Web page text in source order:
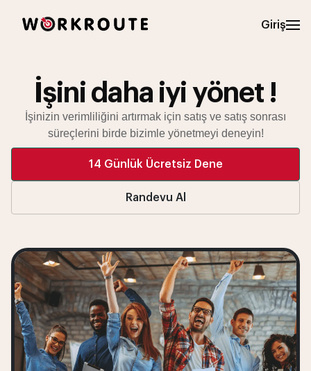
Giriş
İşini daha iyi yönet !
İşinizin verimliliğini artırmak için satış ve satış sonrası
süreçlerini birde bizimle yönetmeyi deneyin!
14 Günlük Ücretsiz Dene
Randevu Al